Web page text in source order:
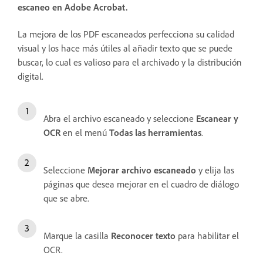
escaneo en Adobe Acrobat.
La mejora de los PDF escaneados perfecciona su calidad
visual y los hace más útiles al añadir texto que se puede
buscar, lo cual es valioso para el archivado y la distribución
digital.
Abra el archivo escaneado y seleccione Escanear y
OCR en el menú Todas las herramientas.
Seleccione Mejorar archivo escaneado y elija las
páginas que desea mejorar en el cuadro de diálogo
que se abre.
Marque la casilla Reconocer texto para habilitar el
OCR.